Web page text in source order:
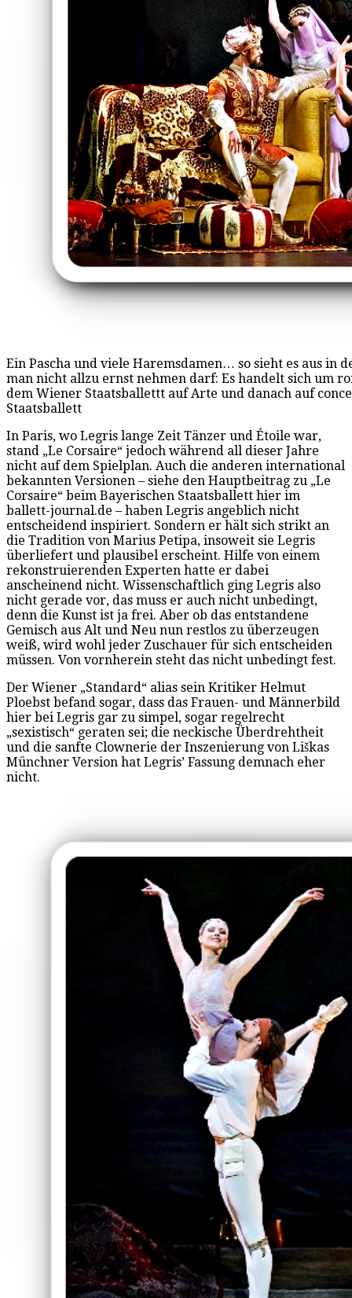
Ein Pascha und viele Haremsdamen… so sieht es aus in
man nicht allzu ernst nehmen darf: Es handelt sich um
dem Wiener Staatsballettt auf Arte und danach auf
Staatsballett
In Paris, wo Legris lange Zeit Tänzer und Étoile war,
stand „Le Corsaire“ jedoch während all dieser Jahre
nicht auf dem Spielplan. Auch die anderen international
bekannten Versionen – siehe den Hauptbeitrag zu „Le
Corsaire“ beim Bayerischen Staatsballett hier im
ballett-journal.de – haben Legris angeblich nicht
entscheidend inspiriert. Sondern er hält sich strikt an
die Tradition von Marius Petipa, insoweit sie Legris
überliefert und plausibel erscheint. Hilfe von einem
rekonstruierenden Experten hatte er dabei
anscheinend nicht. Wissenschaftlich ging Legris also
nicht gerade vor, das muss er auch nicht unbedingt,
denn die Kunst ist ja frei. Aber ob das entstandene
Gemisch aus Alt und Neu nun restlos zu überzeugen
weiß, wird wohl jeder Zuschauer für sich entscheiden
müssen. Von vornherein steht das nicht unbedingt fest.
Der Wiener „Standard“ alias sein Kritiker Helmut
Ploebst befand sogar, dass das Frauen- und Männerbild
hier bei Legris gar zu simpel, sogar regelrecht
„sexistisch“ geraten sei; die neckische Überdrehtheit
und die sanfte Clownerie der Inszenierung von Liškas
Münchner Version hat Legris’ Fassung demnach eher
nicht.